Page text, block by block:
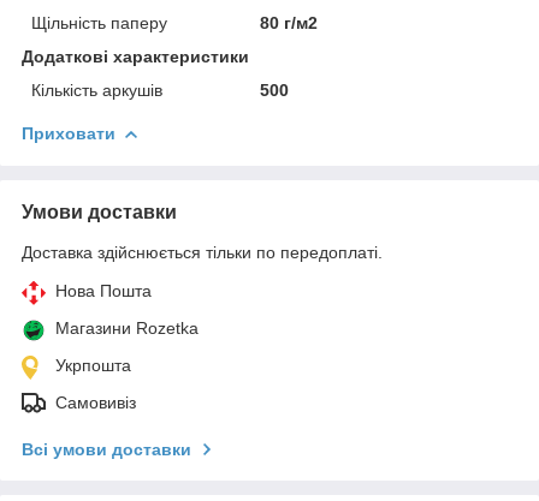
Щільність паперу
80 г/м2
Додаткові характеристики
Кількість аркушів
500
Приховати
Умови доставки
Доставка здійснюється тільки по передоплаті.
Нова Пошта
Магазини Rozetka
Укрпошта
Самовивіз
Всі умови доставки